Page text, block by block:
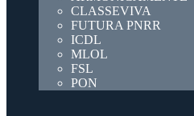
CLASSEVIVA
FUTURA PNRR
ICDL
MLOL
FSL
PON